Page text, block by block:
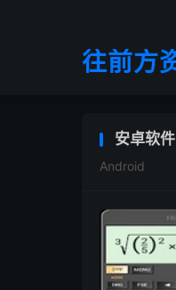
往前方
安卓软件
Android